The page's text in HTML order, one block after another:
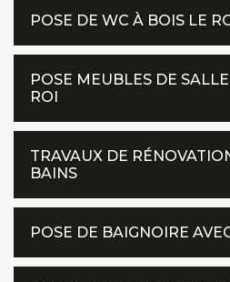
POSE DE WC À BOIS LE
POSE MEUBLES DE
ROI
TRAVAUX DE
BAINS
POSE DE BAIGNOIRE